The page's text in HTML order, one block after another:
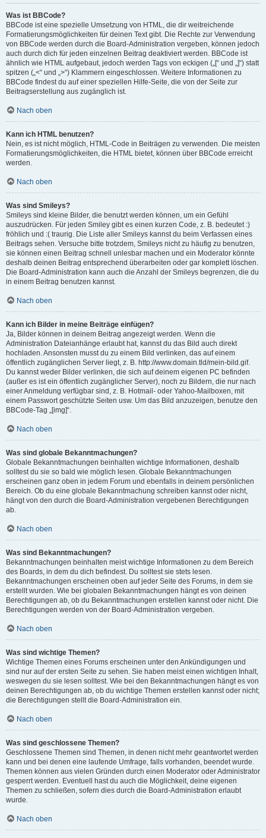
Was ist BBCode?
BBCode ist eine spezielle Umsetzung von HTML, die dir weitreichende
Formatierungsmöglichkeiten für deinen Text gibt. Die Rechte zur Verwendung
von BBCode werden durch die Board-Administration vergeben, können jedoch
auch durch dich für jeden einzelnen Beitrag deaktiviert werden. BBCode ist
ähnlich wie HTML aufgebaut, jedoch werden Tags von eckigen („[“ und „]“) statt
spitzen („<“ und „>“) Klammern eingeschlossen. Weitere Informationen zu
BBCode findest du auf einer speziellen Hilfe-Seite, die von der Seite zur
Beitragserstellung aus zugänglich ist.
Nach oben
Kann ich HTML benutzen?
Nein, es ist nicht möglich, HTML-Code in Beiträgen zu verwenden. Die meisten
Formatierungsmöglichkeiten, die HTML bietet, können über BBCode erreicht
werden.
Nach oben
Was sind Smileys?
Smileys sind kleine Bilder, die benutzt werden können, um ein Gefühl
auszudrücken. Für jeden Smiley gibt es einen kurzen Code, z. B. bedeutet :)
fröhlich und :( traurig. Die Liste aller Smileys kannst du beim Verfassen eines
Beitrags sehen. Versuche bitte trotzdem, Smileys nicht zu häufig zu benutzen,
sie können einen Beitrag schnell unlesbar machen und ein Moderator könnte
deshalb deinen Beitrag entsprechend überarbeiten oder gar komplett löschen.
Die Board-Administration kann auch die Anzahl der Smileys begrenzen, die du
in einem Beitrag benutzen kannst.
Nach oben
Kann ich Bilder in meine Beiträge einfügen?
Ja, Bilder können in deinem Beitrag angezeigt werden. Wenn die
Administration Dateianhänge erlaubt hat, kannst du das Bild auch direkt
hochladen. Ansonsten musst du zu einem Bild verlinken, das auf einem
öffentlich zugänglichen Server liegt, z. B. http://www.domain.tld/mein-bild.gif.
Du kannst weder Bilder verlinken, die sich auf deinem eigenen PC befinden
(außer es ist ein öffentlich zugänglicher Server), noch zu Bildern, die nur nach
einer Anmeldung verfügbar sind, z. B. Hotmail- oder Yahoo-Mailboxen, mit
einem Passwort geschützte Seiten usw. Um das Bild anzuzeigen, benutze den
BBCode-Tag „[img]“.
Nach oben
Was sind globale Bekanntmachungen?
Globale Bekanntmachungen beinhalten wichtige Informationen, deshalb
solltest du sie so bald wie möglich lesen. Globale Bekanntmachungen
erscheinen ganz oben in jedem Forum und ebenfalls in deinem persönlichen
Bereich. Ob du eine globale Bekanntmachung schreiben kannst oder nicht,
hängt von den durch die Board-Administration vergebenen Berechtigungen
ab.
Nach oben
Was sind Bekanntmachungen?
Bekanntmachungen beinhalten meist wichtige Informationen zu dem Bereich
des Boards, in dem du dich befindest. Du solltest sie stets lesen.
Bekanntmachungen erscheinen oben auf jeder Seite des Forums, in dem sie
erstellt wurden. Wie bei globalen Bekanntmachungen hängt es von deinen
Berechtigungen ab, ob du Bekanntmachungen erstellen kannst oder nicht. Die
Berechtigungen werden von der Board-Administration vergeben.
Nach oben
Was sind wichtige Themen?
Wichtige Themen eines Forums erscheinen unter den Ankündigungen und
sind nur auf der ersten Seite zu sehen. Sie haben meist einen wichtigen Inhalt,
weswegen du sie lesen solltest. Wie bei den Bekanntmachungen hängt es von
deinen Berechtigungen ab, ob du wichtige Themen erstellen kannst oder nicht;
die Berechtigungen stellt die Board-Administration ein.
Nach oben
Was sind geschlossene Themen?
Geschlossene Themen sind Themen, in denen nicht mehr geantwortet werden
kann und bei denen eine laufende Umfrage, falls vorhanden, beendet wurde.
Themen können aus vielen Gründen durch einen Moderator oder Administrator
gesperrt werden. Eventuell hast du auch die Möglichkeit, deine eigenen
Themen zu schließen, sofern dies durch die Board-Administration erlaubt
wurde.
Nach oben